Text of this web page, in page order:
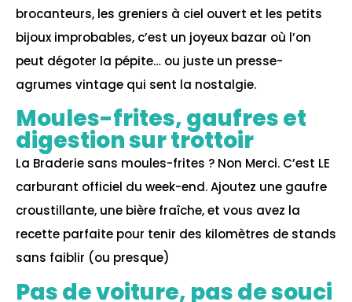
brocanteurs, les greniers à ciel ouvert et les petits
bijoux improbables, c’est un joyeux bazar où l’on
peut dégoter la pépite… ou juste un presse-
agrumes vintage qui sent la nostalgie.
Moules-frites, gaufres et
digestion sur trottoir
La Braderie sans moules-frites ? Non Merci. C’est LE
carburant officiel du week-end. Ajoutez une gaufre
croustillante, une bière fraîche, et vous avez la
recette parfaite pour tenir des kilomètres de stands
sans faiblir (ou presque)
Pas de voiture, pas de souci